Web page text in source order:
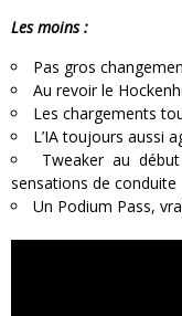
Les moins :
Pas gros
Au revoir le
Les chargements
L’IA toujours aussi
Tweaker au
sensations de conduite
Un Podium Pass,